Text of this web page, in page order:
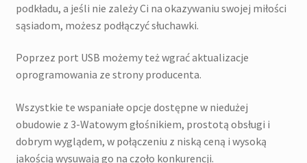
podkładu, a jeśli nie zależy Ci na okazywaniu swojej miłości
sąsiadom, możesz podłączyć słuchawki.
Poprzez port USB możemy też wgrać aktualizacje
oprogramowania ze strony producenta.
Wszystkie te wspaniałe opcje dostępne w niedużej
obudowie z 3-Watowym głośnikiem, prostotą obsługi i
dobrym wyglądem, w połączeniu z niską ceną i wysoką
jakością wysuwają go na czoło konkurencji.